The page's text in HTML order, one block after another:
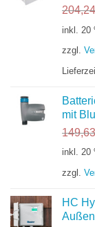
inkl. 20
zzgl.
mit
inkl. 20
zzgl.
HC